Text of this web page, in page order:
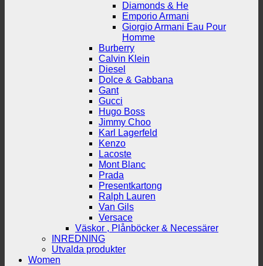
Diamonds & He
Emporio Armani
Giorgio Armani Eau Pour
Homme
Burberry
Calvin Klein
Diesel
Dolce & Gabbana
Gant
Gucci
Hugo Boss
Jimmy Choo
Karl Lagerfeld
Kenzo
Lacoste
Mont Blanc
Prada
Presentkartong
Ralph Lauren
Van Gils
Versace
Väskor , Plånböcker & Necessärer
INREDNING
Utvalda produkter
Women